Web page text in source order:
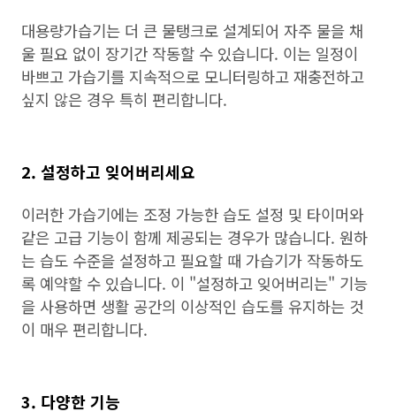
대용량가습기는 더 큰 물탱크로 설계되어 자주 물을 채
울 필요 없이 장기간 작동할 수 있습니다. 이는 일정이
바쁘고 가습기를 지속적으로 모니터링하고 재충전하고
싶지 않은 경우 특히 편리합니다.
2. 설정하고 잊어버리세요
이러한 가습기에는 조정 가능한 습도 설정 및 타이머와
같은 고급 기능이 함께 제공되는 경우가 많습니다. 원하
는 습도 수준을 설정하고 필요할 때 가습기가 작동하도
록 예약할 수 있습니다. 이 "설정하고 잊어버리는" 기능
을 사용하면 생활 공간의 이상적인 습도를 유지하는 것
이 매우 편리합니다.
3. 다양한 기능